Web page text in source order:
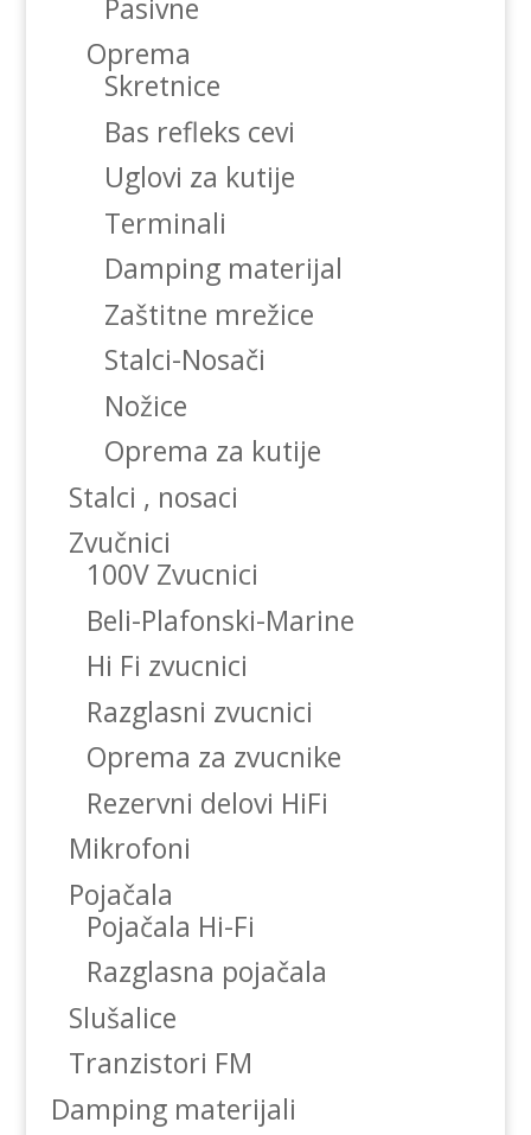
Pasivne
Oprema
Skretnice
Bas refleks cevi
Uglovi za kutije
Terminali
Damping materijal
Zaštitne mrežice
Stalci-Nosači
Nožice
Oprema za kutije
Stalci , nosaci
Zvučnici
100V Zvucnici
Beli-Plafonski-Marine
Hi Fi zvucnici
Razglasni zvucnici
Oprema za zvucnike
Rezervni delovi HiFi
Mikrofoni
Pojačala
Pojačala Hi-Fi
Razglasna pojačala
Slušalice
Tranzistori FM
Damping materijali